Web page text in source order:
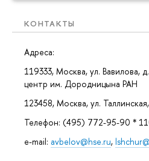
КОНТАКТЫ
Адреса:
119333, Москва, ул. Вавилова,
центр им. Дородницына РАН
123458, Москва, ул.
Телефон: (495) 772-95-90 *
e-mail: avbelov@hse.ru,